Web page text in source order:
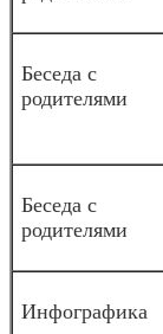
Беседа с
родителями
Беседа с
родителями
Инфографика